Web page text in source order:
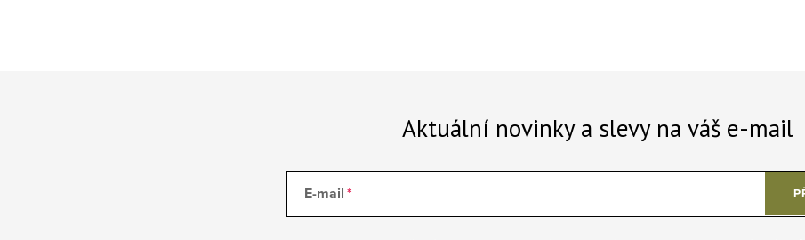
Aktuální novinky a slevy na váš e-mail
E-mail